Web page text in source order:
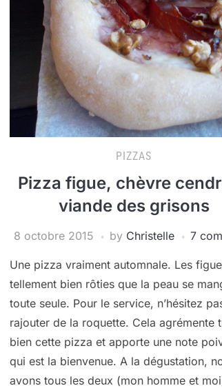
PIZZAS
Pizza figue, chèvre
viande des grisons
8 octobre 2015 by Christelle 7
Une pizza vraiment automnale. Les
tellement bien rôties que la peau se
toute seule. Pour le service, n’hésitez
rajouter de la roquette. Cela agrémente
bien cette pizza et apporte une note
qui est la bienvenue. A la dégustation,
avons tous les deux (mon homme et